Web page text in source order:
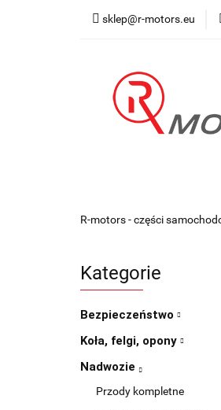
sklep@r-motors.eu
R-motors - części
Kategorie
Bezpieczeństwo
Koła, felgi, opony
Nadwozie
Przody kompletne